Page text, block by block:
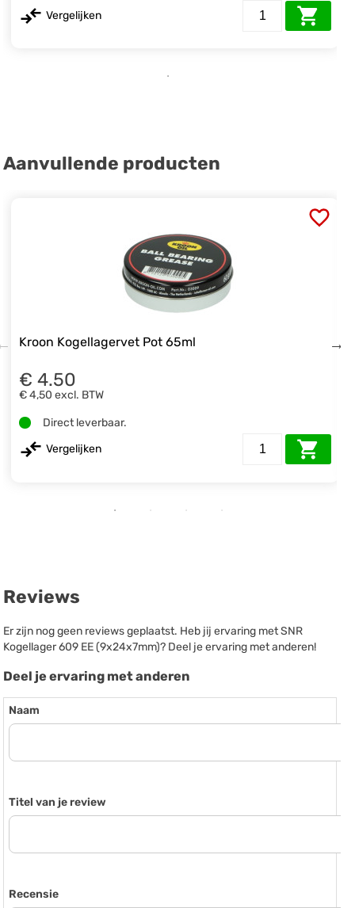
Vergelijken
Aanvullende producten
Kroon Kogellagervet Pot 65ml
€ 4.50
€ 4,50 excl. BTW
Direct leverbaar.
Vergelijken
Reviews
Er zijn nog geen reviews geplaatst. Heb jij ervaring met SNR
Kogellager 609 EE (9x24x7mm)? Deel je ervaring met anderen!
Deel je ervaring met anderen
Naam
Titel van je review
Recensie